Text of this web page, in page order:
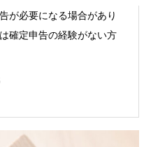
が必要になる場合があり
確定申告の経験がない方